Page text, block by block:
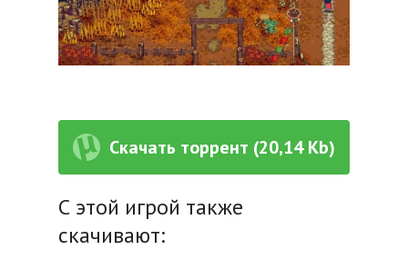
Скачать торрент (20,14 Kb)
С этой игрой также
скачивают: